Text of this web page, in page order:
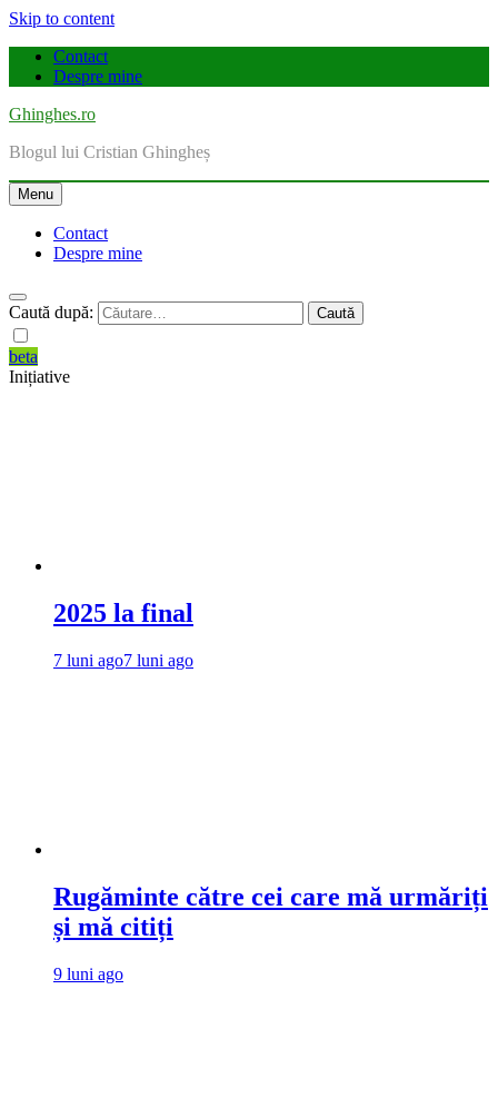
Skip to content
Contact
Despre mine
Ghinghes.ro
Blogul lui Cristian Ghingheș
Menu
Contact
Despre mine
Caută după:
beta
Inițiative
2025 la final
7 luni ago7 luni ago
Rugăminte către cei care mă urmăriți
și mă citiți
9 luni ago